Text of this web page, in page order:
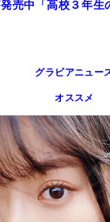
売中「高校３年生
グラビアニュー
オススメ